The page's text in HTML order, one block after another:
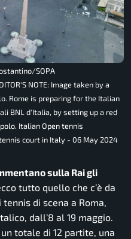
SOPA
NOTE: Image taken by a
Rome is preparing for the Italian
BNL d'Italia, by setting up a red
Italian Open tennis
court in Italy - 06 May 2024
sulla Rai gli
tutto quello che c’è da
di scena a Roma,
dall’8 al 19 maggio.
totale di 12 partite, una